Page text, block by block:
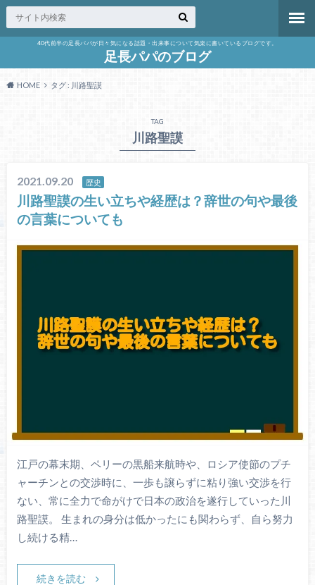
40代前半の足長パパが日々気になる話題・出来事について気楽に書いているブログです。
足長パパのブログ
HOME タグ : 川路聖謨
TAG
川路聖謨
2021.09.20 歴史
川路聖謨の生い立ちや経歴は？辞世の句や最後
の言葉についても
江戸の幕末期、ペリーの黒船来航時や、ロシア使節のプチ
ャーチンとの交渉時に、一歩も譲らずに粘り強い交渉を行
ない、常に全力で命がけで日本の政治を遂行していった川
路聖謨。 生まれの身分は低かったにも関わらず、自ら努力
し続ける精…
続きを読む